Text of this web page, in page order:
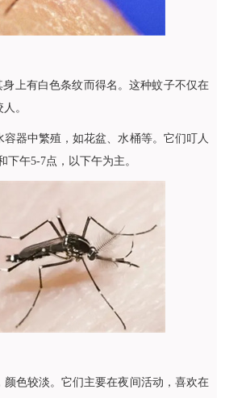
身上有白色条纹而得名。这种蚊子不仅在
。
器中繁殖，如花盆、水桶等。它们叮人
下午5-7点，以下午为主。
颜色较淡。它们主要在夜间活动，喜欢在